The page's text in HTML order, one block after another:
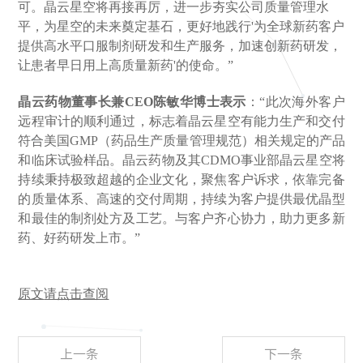
可。晶云星空将再接再厉，进一步夯实公司质量管理水
平，为星空的未来奠定基石，更好地践行'为全球新药客户
提供高水平口服制剂研发和生产服务，加速创新药研发，
让患者早日用上高质量新药'的使命。”
晶云药物董事长兼CEO陈敏华博士表示 ：“此次海外客户
远程审计的顺利通过，标志着晶云星空有能力生产和交付
符合美国GMP（药品生产质量管理规范）相关规定的产品
和临床试验样品。晶云药物及其CDMO事业部晶云星空将
持续秉持极致超越的企业文化，聚焦客户诉求，依靠完备
的质量体系、高速的交付周期，持续为客户提供最优晶型
和最佳的制剂处方及工艺。与客户齐心协力，助力更多新
药、好药研发上市。”
原文请点击查阅
上一条 下一条